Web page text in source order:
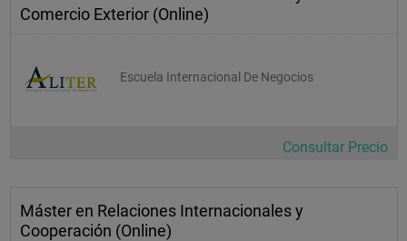
Proyecto final: Planificación, desarrollo y evaluación de un
Comercio Exterior (Online)
Escuela Internacional De Negocios
Consultar Precio
Máster en Relaciones Internacionales y
Cooperación (Online)